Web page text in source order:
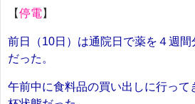
【停電 】
前日（10日）は通院日で薬を４週間
だった。
午前中に食料品の買い出しに行って